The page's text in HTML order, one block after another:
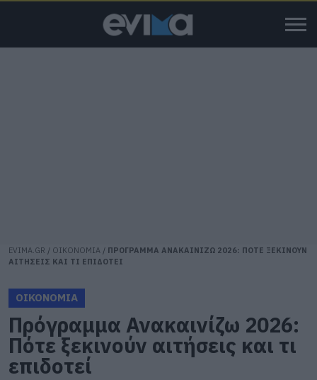
EVIMA.GR / ΟΙΚΟΝΟΜΙΑ / ΠΡΟΓΡΑΜΜΑ ΑΝΑΚΑΙΝΙΖΩ 2026: ΠΟΤΕ ΞΕΚΙΝΟΥΝ
ΑΙΤΗΣΕΙΣ ΚΑΙ ΤΙ ΕΠΙΔΟΤΕΙ
ΟΙΚΟΝΟΜΙΑ
Πρόγραμμα Ανακαινίζω 2026:
Πότε ξεκινούν αιτήσεις και τι
επιδοτεί